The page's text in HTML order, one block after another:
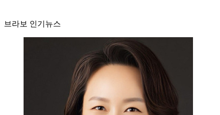
브라보 인기뉴스